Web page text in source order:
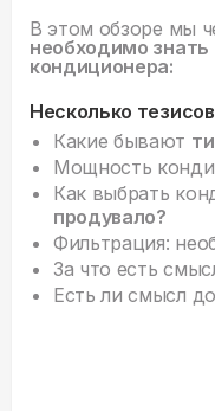
В этом обзоре мы
необходимо знать
кондиционера:
Несколько
Какие бывают
Мощность
Как выбрать
продувало?
Фильтрация:
За что есть
Есть ли смысл